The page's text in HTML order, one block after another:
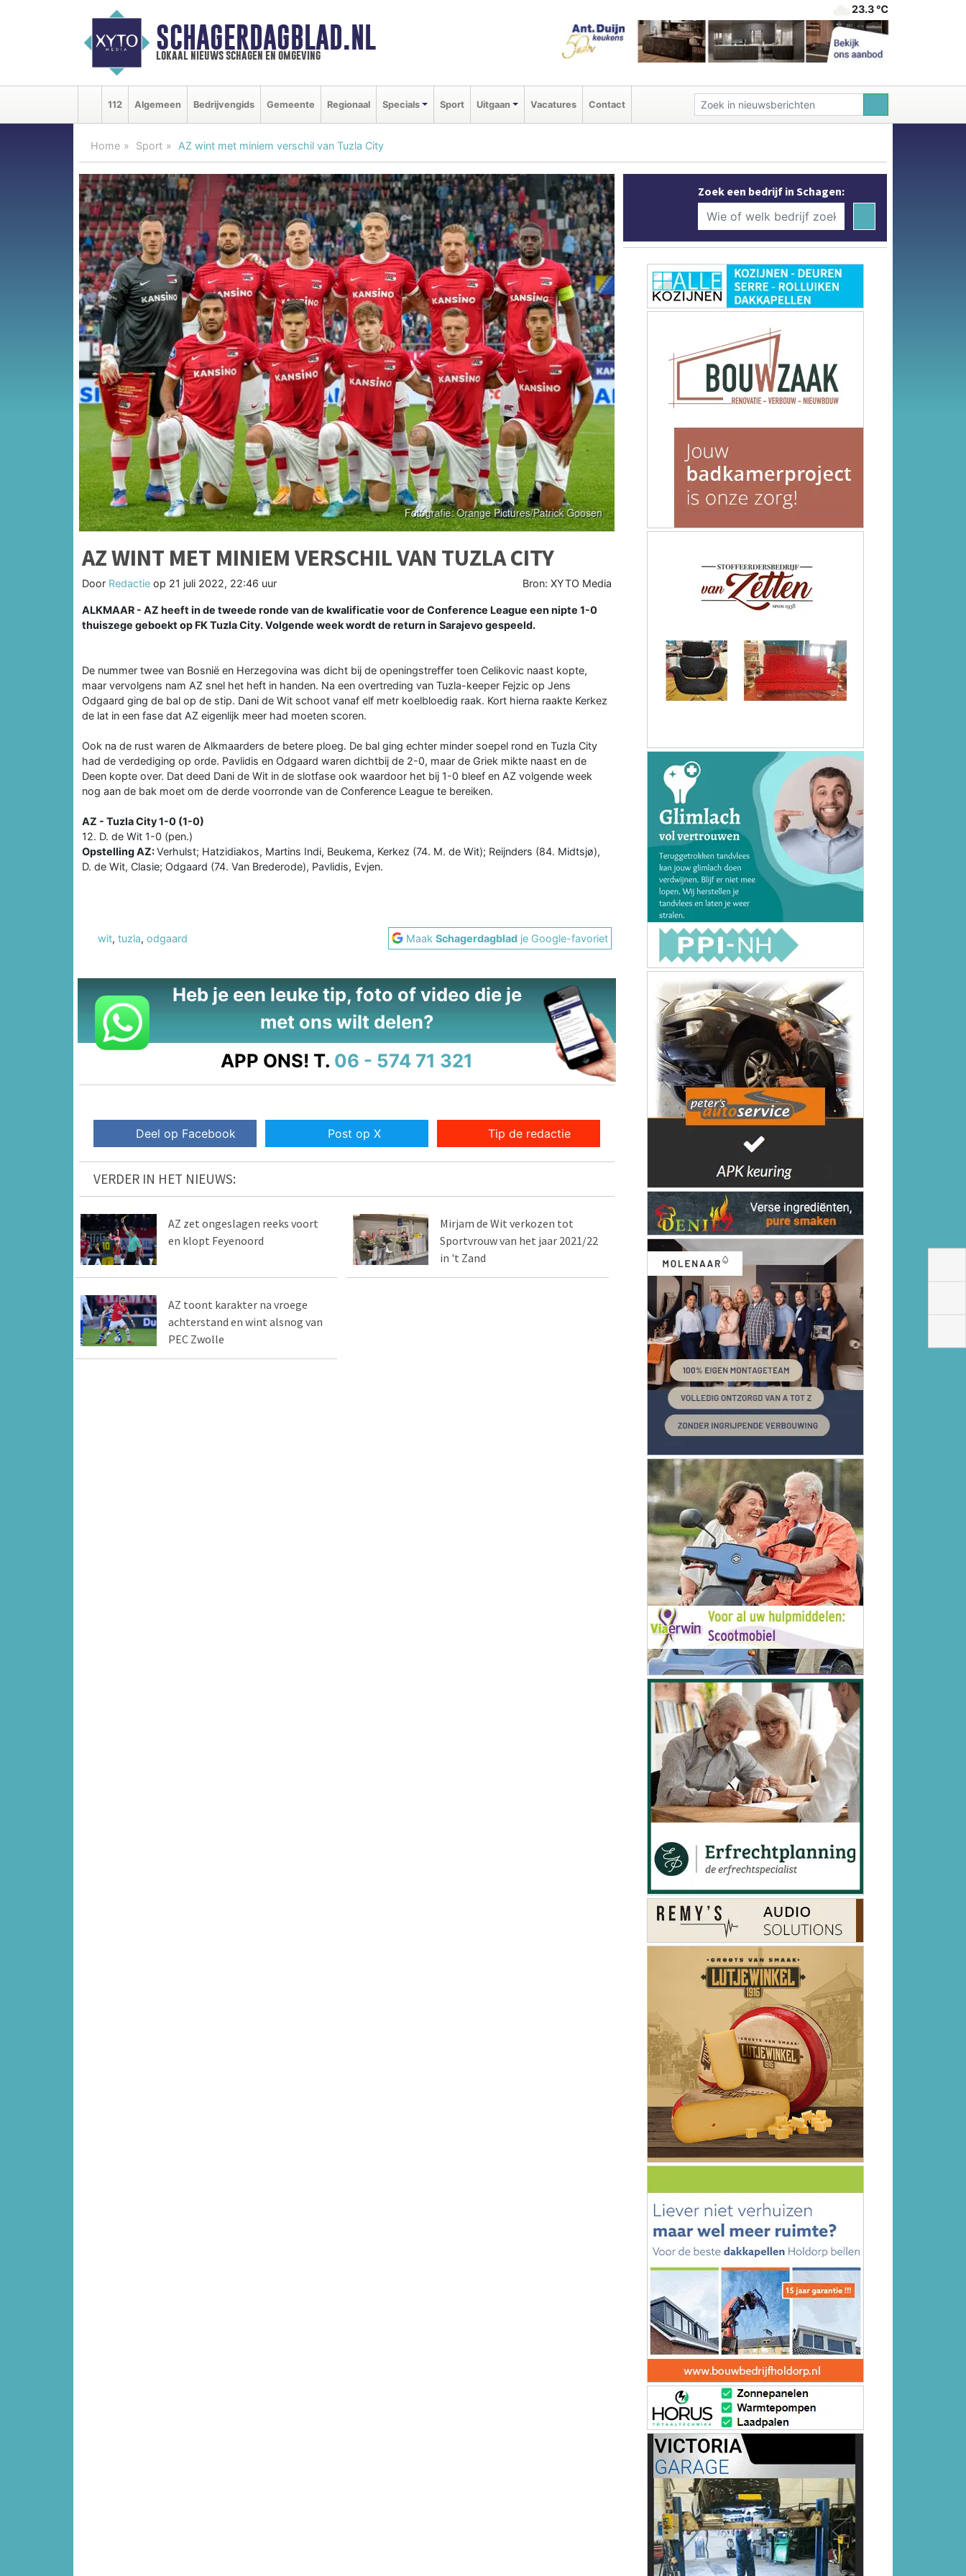
SCHAGERDAGBLAD.NL
lokaal nieuws schagen en omgeving
23.3 ℃
112 Algemeen Bedrijvengids Gemeente Regionaal Specials Sport Uitgaan Vacatures Contact
Home Sport AZ wint met miniem verschil van Tuzla City
AZ WINT MET MINIEM VERSCHIL VAN TUZLA CITY
Door Redactie op 21 juli 2022, 22:46 uur Bron: XYTO Media
ALKMAAR - AZ heeft in de tweede ronde van de kwalificatie voor de Conference League een nipte 1-0
thuiszege geboekt op FK Tuzla City. Volgende week wordt de return in Sarajevo gespeeld.
De nummer twee van Bosnië en Herzegovina was dicht bij de openingstreffer toen Celikovic naast kopte,
maar vervolgens nam AZ snel het heft in handen. Na een overtreding van Tuzla-keeper Fejzic op Jens
Odgaard ging de bal op de stip. Dani de Wit schoot vanaf elf metr koelbloedig raak. Kort hierna raakte Kerkez
de lat in een fase dat AZ eigenlijk meer had moeten scoren.
Ook na de rust waren de Alkmaarders de betere ploeg. De bal ging echter minder soepel rond en Tuzla City
had de verdediging op orde. Pavlidis en Odgaard waren dichtbij de 2-0, maar de Griek mikte naast en de
Deen kopte over. Dat deed Dani de Wit in de slotfase ook waardoor het bij 1-0 bleef en AZ volgende week
nog aan de bak moet om de derde voorronde van de Conference League te bereiken.
AZ - Tuzla City 1-0 (1-0)
12. D. de Wit 1-0 (pen.)
Opstelling AZ:Verhulst; Hatzidiakos, Martins Indi, Beukema, Kerkez (74. M. de Wit); Reijnders (84. Midtsjø),
D. de Wit, Clasie; Odgaard (74. Van Brederode), Pavlidis, Evjen.
wit, tuzla, odgaard MaakSchagerdagblad je Google-favoriet
Heb je een leuke tip, foto of video die je
met ons wilt delen?
APP ONS! T. 06 - 574 71 321
Deel op Facebook Post op X Tip de redactie
VERDER IN HET NIEUWS:
AZ zet ongeslagen reeks voort
en klopt Feyenoord
Mirjam de Wit verkozen tot
Sportvrouw van het jaar 2021/22
in 't Zand
AZ toont karakter na vroege
achterstand en wint alsnog van
PEC Zwolle
Zoek een bedrijf in Schagen: